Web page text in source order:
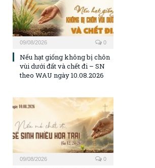
09/08/2026 0
Nếu hạt giống không bị chôn
vùi dưới đất và chết đi – SN
theo WAU ngày 10.08.2026
09/08/2026 0